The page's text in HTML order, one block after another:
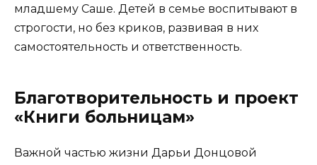
младшему Саше. Детей в семье воспитывают в
строгости, но без криков, развивая в них
самостоятельность и ответственность.
Благотворительность и проект
«Книги больницам»
Важной частью жизни Дарьи Донцовой